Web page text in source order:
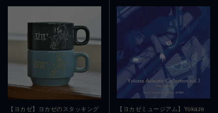
【ヨカゼ】ヨカゼのスタッキング
【ヨカゼミュージアム】Yokaze